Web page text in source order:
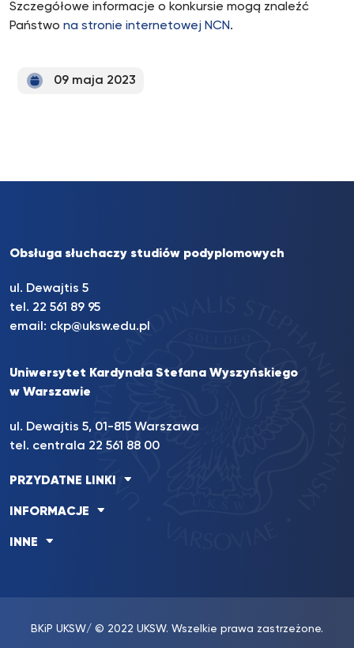
Szczegółowe informacje o konkursie mogą znaleźć
Państwo na stronie internetowej NCN.
09 maja 2023
Obsługa słuchaczy studiów podyplomowych
ul. Dewajtis 5
tel. 22 561 89 95
email: ckp@uksw.edu.pl
Uniwersytet Kardynała Stefana Wyszyńskiego
w Warszawie
ul. Dewajtis 5, 01-815 Warszawa
tel. centrala 22 561 88 00
PRZYDATNE LINKI
INFORMACJE
INNE
BKiP UKSW/ © 2022 UKSW. Wszelkie prawa zastrzeżone.